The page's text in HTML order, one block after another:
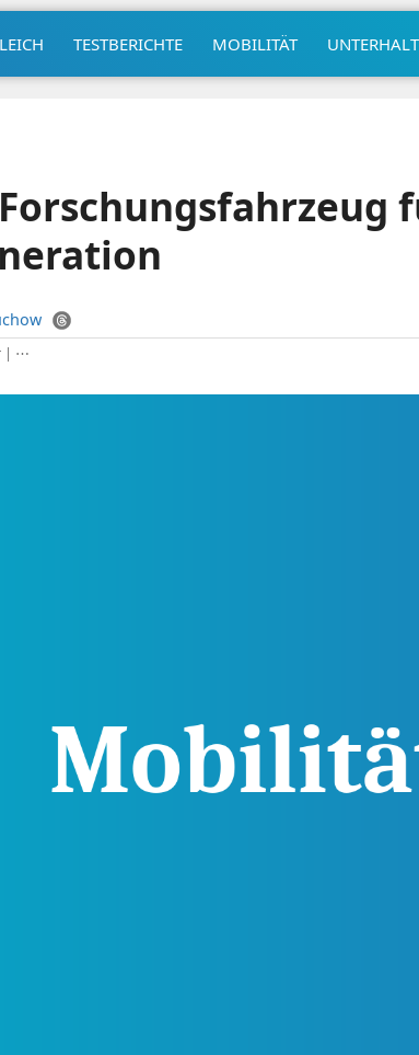
TESTBERICHTE MOBILITÄT
Forschungsfahrzeug
| ⋯